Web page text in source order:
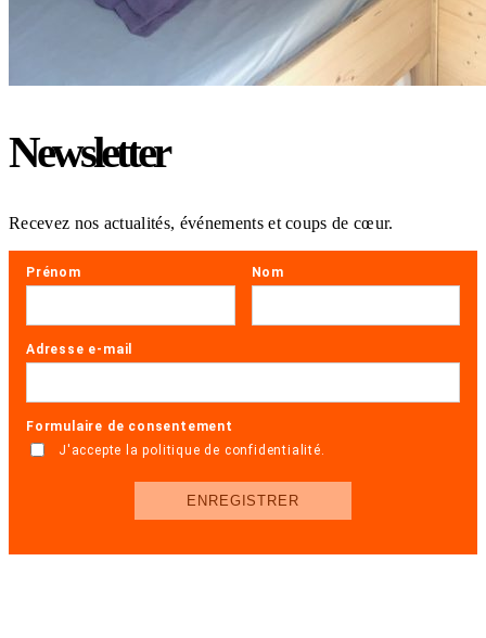
Newsletter
Recevez nos actualités, événements et coups de cœur.